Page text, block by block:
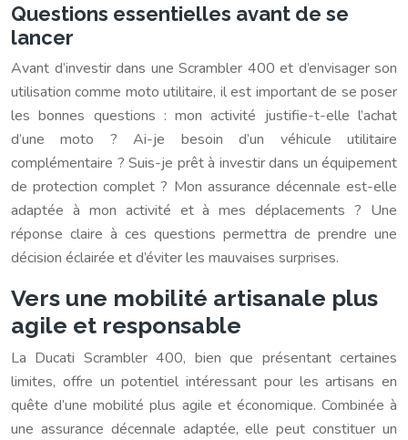
Questions essentielles avant de se
lancer
Avant d’investir dans une Scrambler 400 et d’envisager son
utilisation comme moto utilitaire, il est important de se poser
les bonnes questions : mon activité justifie-t-elle l’achat
d’une moto ? Ai-je besoin d’un véhicule utilitaire
complémentaire ? Suis-je prêt à investir dans un équipement
de protection complet ? Mon assurance décennale est-elle
adaptée à mon activité et à mes déplacements ? Une
réponse claire à ces questions permettra de prendre une
décision éclairée et d’éviter les mauvaises surprises.
Vers une mobilité artisanale plus
agile et responsable
La Ducati Scrambler 400, bien que présentant certaines
limites, offre un potentiel intéressant pour les artisans en
quête d’une mobilité plus agile et économique. Combinée à
une assurance décennale adaptée, elle peut constituer un